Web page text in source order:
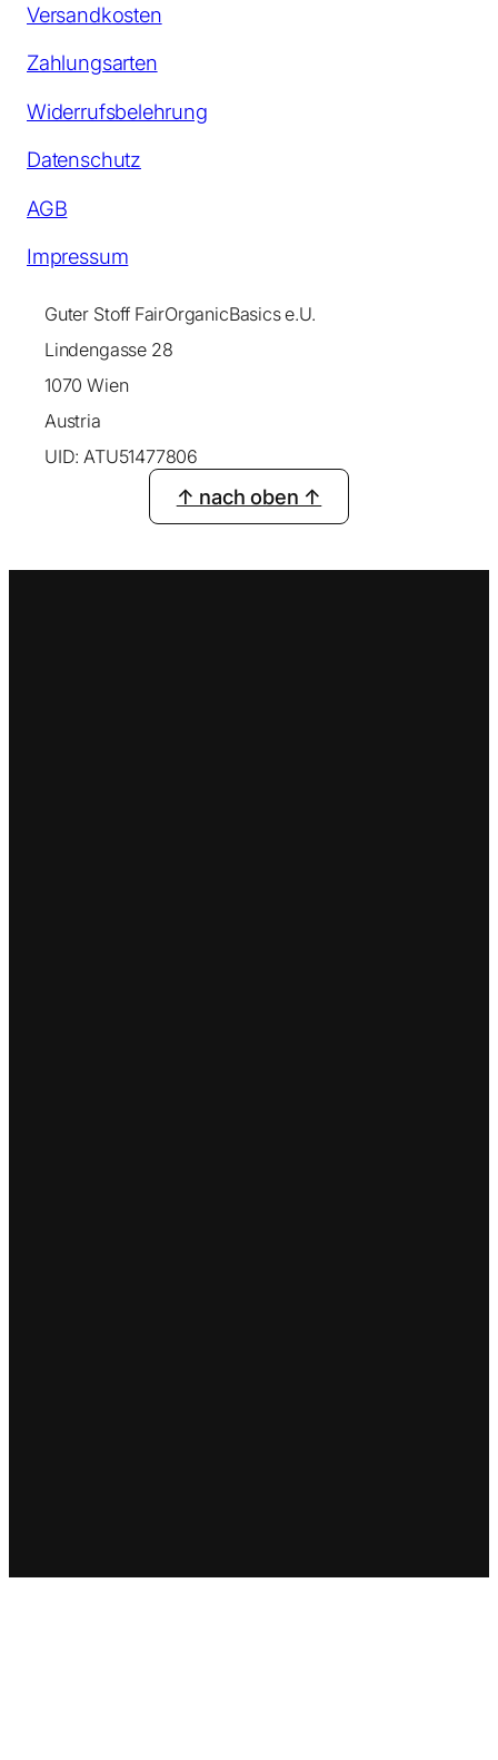
Versandkosten
Zahlungsarten
Widerrufsbelehrung
Datenschutz
AGB
Impressum
Guter Stoff FairOrganicBasics e.U.
Lindengasse 28
1070 Wien
Austria
UID: ATU51477806
↑ nach oben ↑